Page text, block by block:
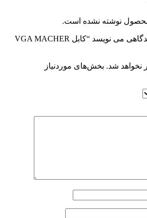
محصول نوشته نشده است.
اولین کسی باشید که دیدگاهی می نویسد “کابل VGA MACHER
نخواهد شد. بخش‌های موردنیاز